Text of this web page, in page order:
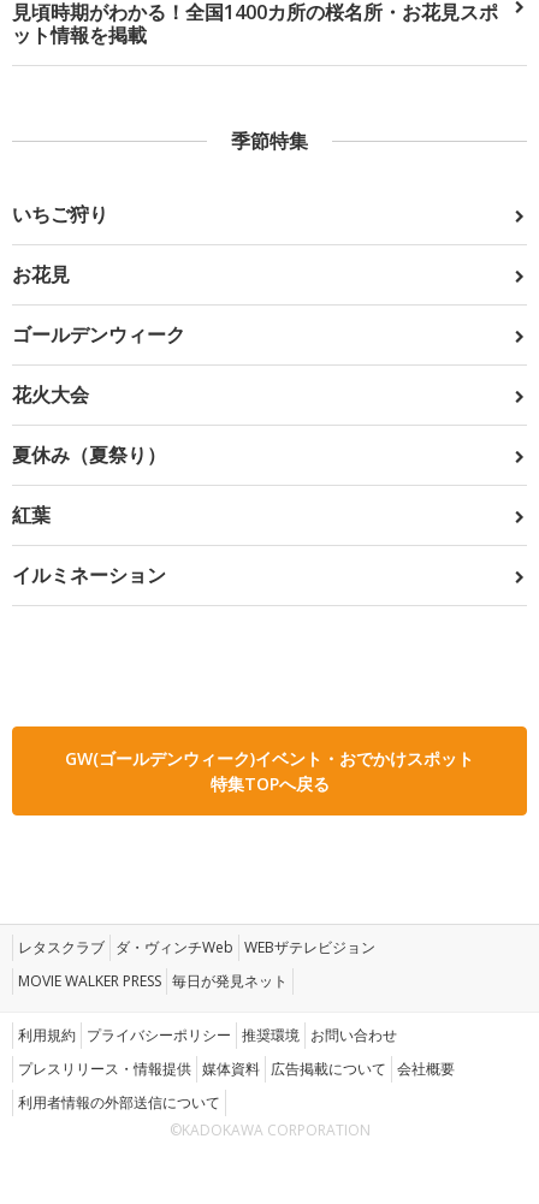
見頃時期がわかる！全国1400カ所の桜名所・お花見スポ
ット情報を掲載
季節特集
いちご狩り
お花見
ゴールデンウィーク
花火大会
夏休み（夏祭り）
紅葉
イルミネーション
GW(ゴールデンウィーク)イベント・おでかけスポット
特集TOPへ戻る
レタスクラブ ダ・ヴィンチWeb WEBザテレビジョン
MOVIE WALKER PRESS 毎日が発見ネット
利用規約 プライバシーポリシー 推奨環境 お問い合わせ
プレスリリース・情報提供 媒体資料 広告掲載について 会社概要
利用者情報の外部送信について
©KADOKAWA CORPORATION